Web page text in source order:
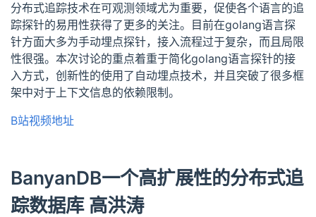
分布式追踪技术在可观测领域尤为重要，促使各个语言的追
踪探针的易用性获得了更多的关注。目前在golang语言探
针方面大多为手动埋点探针，接入流程过于复杂，而且局限
性很强。本次讨论的重点着重于简化golang语言探针的接
入方式，创新性的使用了自动埋点技术，并且突破了很多框
架中对于上下文信息的依赖限制。
B站视频地址
BanyanDB一个高扩展性的分布式追
踪数据库 高洪涛